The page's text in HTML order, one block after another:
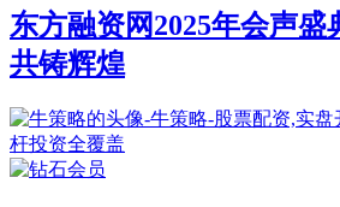
东方融资网2025年会声盛
共铸辉煌